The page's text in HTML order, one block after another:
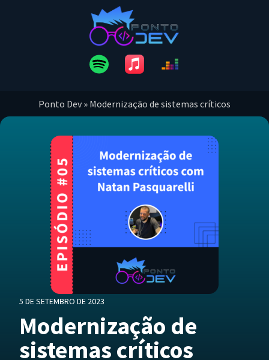
Ponto Dev » Modernização de sistemas críticos
5 DE SETEMBRO DE 2023
Modernização de
sistemas críticos